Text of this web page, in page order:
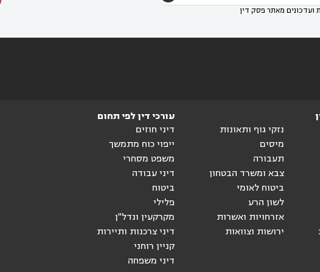
ועדכונים מאתר פסק דין
נזקי גוף ותאונות
מיסים
תעבורה
צבא ומשרד הבטחון
ביטוח לאומי
לשון הרע
אזרחויות ואשרות
ירושות וצוואות
עורכי דין לפי תחום
דיני חוזים
ייפוי כוח מתמשך
משפט מסחרי
דיני עבודה
ביטוח
פלילי
מקרקעין ונדל"ן
דיני צרכנות ותיירות
קניין רוחני
דיני משפחה